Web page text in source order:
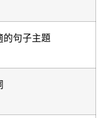
的句子主題